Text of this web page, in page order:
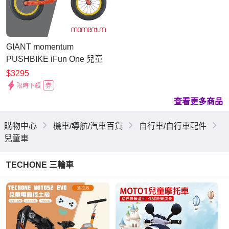
GIANT momentum
PUSHBIKE iFun One 兒童
滑步車
$3295
限時下殺 券
查看更多商品
購物中心 機車/導航/汽車百貨
自行車/自行車配件
兒童車
TECHONE 三輪車